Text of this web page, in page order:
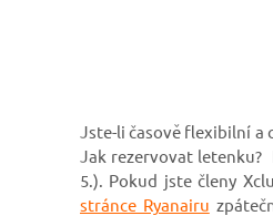
Jste-li časově flexibilní a
Jak rezervovat
5.). Pokud jste členy
stránce Ryanairu